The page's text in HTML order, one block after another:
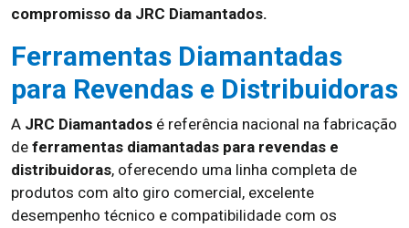
compromisso da JRC Diamantados.
Ferramentas Diamantadas
para Revendas e Distribuidoras
A JRC Diamantados é referência nacional na fabricação
de ferramentas diamantadas para revendas e
distribuidoras, oferecendo uma linha completa de
produtos com alto giro comercial, excelente
desempenho técnico e compatibilidade com os